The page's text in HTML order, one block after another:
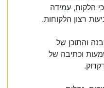
הלקוח, עמידה
רצון הלקוחות.
והתוכן של
וכתיבה של